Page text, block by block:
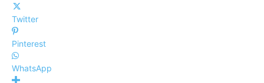
Twitter
Pinterest
WhatsApp